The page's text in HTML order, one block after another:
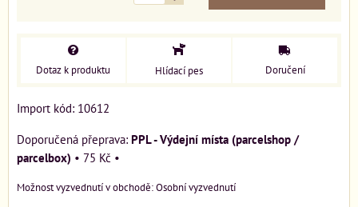
Dotaz k produktu Hlídací pes Doručení
Import kód: 10612
PPL - Výdejní místa (parcelshop /
parcelbox) • 75 Kč •
Osobní vyzvednutí